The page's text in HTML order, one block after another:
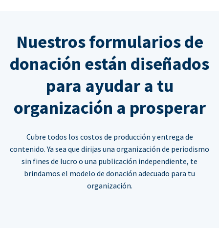
Nuestros formularios de
donación están diseñados
para ayudar a tu
organización a prosperar
Cubre todos los costos de producción y entrega de
contenido. Ya sea que dirijas una organización de periodismo
sin fines de lucro o una publicación independiente, te
brindamos el modelo de donación adecuado para tu
organización.